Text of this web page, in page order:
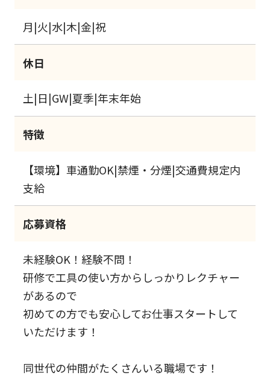
月|火|水|木|金|祝
休日
土|日|GW|夏季|年末年始
特徴
【環境】車通勤OK|禁煙・分煙|交通費規定内
支給
応募資格
未経験OK！経験不問！
研修で工具の使い方からしっかりレクチャー
があるので
初めての方でも安心してお仕事スタートして
いただけます！
同世代の仲間がたくさんいる職場です！